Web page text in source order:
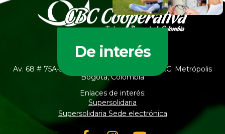
De interés
Tels:
323 234 7008
Av. 68 # 75A-50 Of. 322 Torre Ofiespacios, C.C. Metrópolis
Bogotá, Colombia
Enlaces de interés:
Supersolidaria
Supersolidaria Sede electrónica
Facebook-
Instagram
Youtube